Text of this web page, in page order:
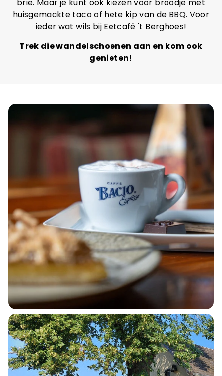
brie. Maar je kunt ook kiezen voor broodje met
huisgemaakte taco of hete kip van de BBQ. Voor
ieder wat wils bij Eetcafé 't Berghoes!
Trek die wandelschoenen aan en kom ook
genieten!